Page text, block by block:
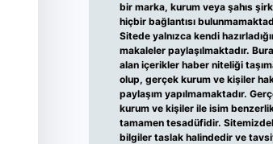
bir marka, kurum veya şahıs
hiçbir bağlantısı
Sitede yalnızca kendi
makaleler paylaşılmaktadır.
alan içerikler haber niteliği
olup, gerçek kurum ve kişiler
paylaşım yapılmamaktadır.
kurum ve kişiler ile isim
tamamen tesadüfidir.
bilgiler taslak halindedir ve